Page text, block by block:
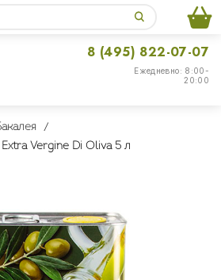
Ежедневно: 8:00-
20:00
8 (495) 822-07-07
Vergine Di Oliva 5 л